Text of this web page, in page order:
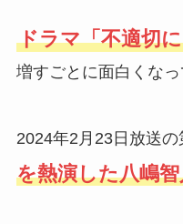
ドラマ「不適切
増すごとに面白くなっ
2024年2月23日放送の
を熱演した八嶋